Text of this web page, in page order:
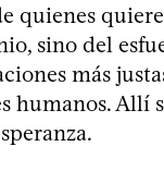
quienes
sino del
más
humanos. Allí